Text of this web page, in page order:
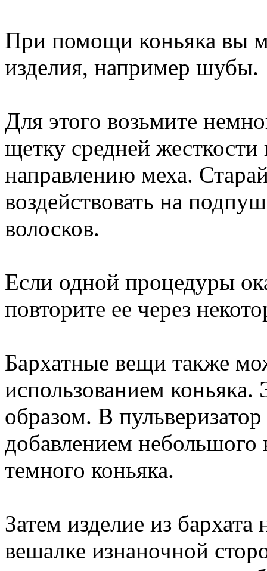
При помощи коньяка вы
изделия, например шубы.
Для этого возьмите
щетку средней
направлению меха.
воздействовать на
волосков.
Если одной процедуры
повторите ее через
Бархатные вещи также
использованием
образом. В
добавлением небольшого
темного коньяка.
Затем изделие из бархата
вешалке изнаночной